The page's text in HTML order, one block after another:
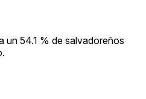
un 54.1 % de salvadoreños